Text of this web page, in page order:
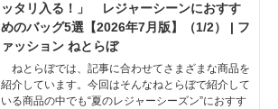
ッタリ入る！」 レジャーシーンにおすす
めのバッグ5選【2026年7月版】（1/2） | フ
ァッション ねとらぼ
ねとらぼでは、記事に合わせてさまざまな商品を
紹介しています。今回はそんなねとらぼで紹介して
いる商品の中でも“夏のレジャーシーズン”におすす